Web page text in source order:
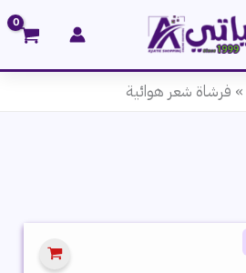
» فرشاة شعر هوائية